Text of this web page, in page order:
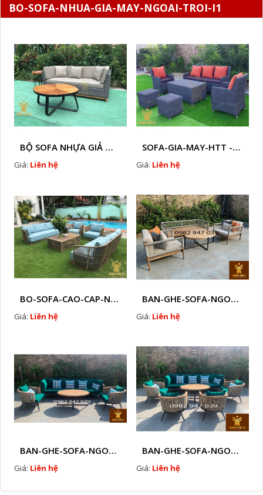
BO-SOFA-NHUA-GIA-MAY-NGOAI-TROI-I1
BỘ SOFA NHỰA GIẢ MÂY HTT - S86
Giá: Liên hệ
SOFA-GIA-MAY-HTT - S61 COPY
Giá: Liên hệ
BO-SOFA-CAO-CAP-NHUA-GIA-MAY-HTT - S88
Giá: Liên hệ
BAN-GHE-SOFA-NGOAI-TROI-GIA-MAY-KN12
Giá: Liên hệ
BAN-GHE-SOFA-NGOAI-TROI-GIA-MAY-KN11
Giá: Liên hệ
BAN-GHE-SOFA-NGOAI-TROI-GIA-MAY-KN10
Giá: Liên hệ